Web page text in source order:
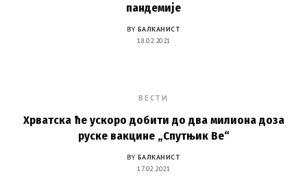
пандемије
BY БАЛКАНИСТ
18.02.2021
ВЕСТИ
Хрватска ће ускоро добити до два милиона доза
руске вакцине „Спутњик Ве“
BY БАЛКАНИСТ
17.02.2021